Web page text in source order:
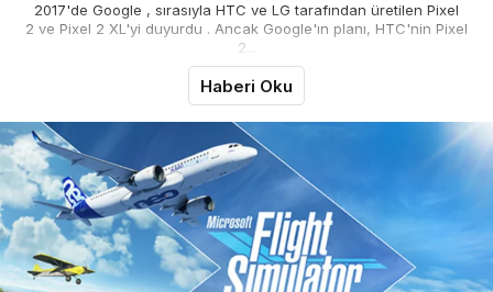
2017'de Google , sırasıyla HTC ve LG tarafından üretilen Pixel
2 ve Pixel 2 XL'yi duyurdu . Ancak Google'ın planı, HTC'nin Pixel
2...
Haberi Oku